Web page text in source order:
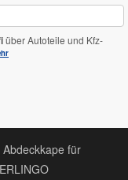
über Autoteile und Kfz-
für